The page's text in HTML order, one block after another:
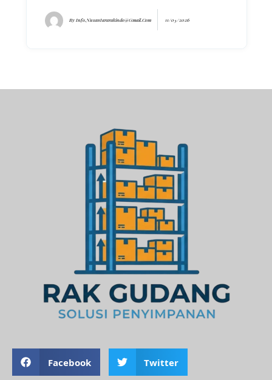
ByInfo.nusantararakindo@gmail.com 11/05/2026
Facebook Twitter